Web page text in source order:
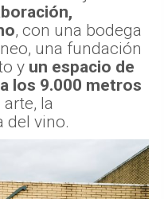
, con una bodega
una fundación
y un espacio de
los 9.000 metros
la
del vino.